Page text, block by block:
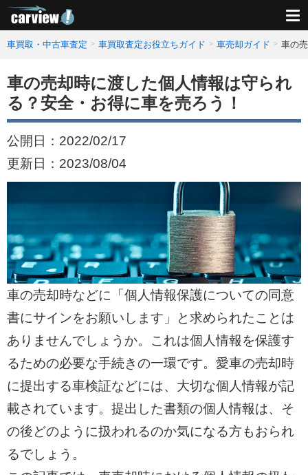
車買取・中古車査定 車買取査定お役立ちガイド 車売却ガイド 車の
車の売却時に渡した個人情報は守られ
る？安全・お得に車を売ろう！
公開日： 2022/02/17
更新日： 2023/08/04
車の売却時などに「個人情報保護についての同意
書にサインをお願いします」と求められたことは
ありませんでしょうか。これは個人情報を保護す
るための必要な手続きの一環です。愛車の売却時
に提出する車検証などには、大切な個人情報が記
載されています。提出した書類の個人情報は、そ
の後どのように扱われるのか気になる方もおられ
るでしょう。